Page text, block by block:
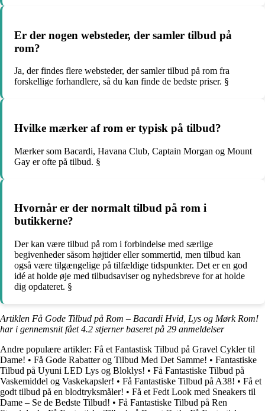
Er der nogen websteder, der samler tilbud på
rom?
Ja, der findes flere websteder, der samler tilbud på rom fra
forskellige forhandlere, så du kan finde de bedste priser. §
Hvilke mærker af rom er typisk på tilbud?
Mærker som Bacardi, Havana Club, Captain Morgan og Mount
Gay er ofte på tilbud. §
Hvornår er der normalt tilbud på rom i
butikkerne?
Der kan være tilbud på rom i forbindelse med særlige
begivenheder såsom højtider eller sommertid, men tilbud kan
også være tilgængelige på tilfældige tidspunkter. Det er en god
idé at holde øje med tilbudsaviser og nyhedsbreve for at holde
dig opdateret. §
Artiklen Få Gode Tilbud på Rom – Bacardi Hvid, Lys og Mørk Rom!
har i gennemsnit fået4.2 stjerner baseret på 29 anmeldelser
Andre populære artikler: Få et Fantastisk Tilbud på Gravel Cykler til
Dame! • Få Gode Rabatter og Tilbud Med Det Samme! • Fantastiske
Tilbud på Uyuni LED Lys og Bloklys! • Få Fantastiske Tilbud på
Vaskemiddel og Vaskekapsler! • Få Fantastiske Tilbud på A38! • Få et
godt tilbud på en blodtryksmåler! • Få et Fedt Look med Sneakers til
Dame – Se de Bedste Tilbud! • Få Fantastiske Tilbud på Ren